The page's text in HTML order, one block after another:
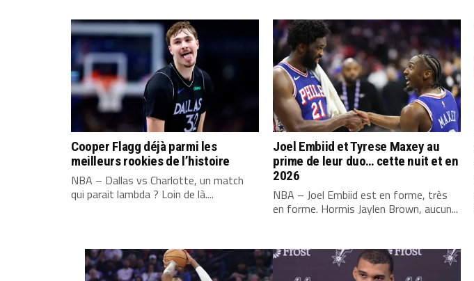
Cooper Flagg déjà parmi les
meilleurs rookies de l’histoire
NBA – Dallas vs Charlotte, un match
qui parait lambda ? Loin de là....
Joel Embiid et Tyrese Maxey au
prime de leur duo… cette nuit et en
2026
NBA – Joel Embiid est en forme, très
en forme. Hormis Jaylen Brown, aucun...